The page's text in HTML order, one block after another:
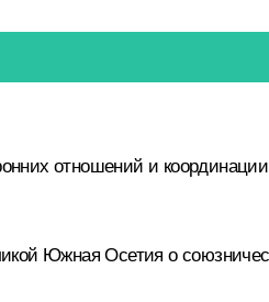
отношений и
Южная Осетия о